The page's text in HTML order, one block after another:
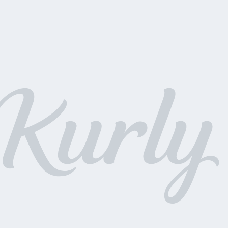
으로 진행되며, 증정상품 재고 소진 시 조기 종료될 수 있습니다.
상단의 주문 상품 영역에서 증정상품이 표시될 경우 증정상품이 제공되
되지 않을 경우 해당 영역에서 증정상품이 표시되지 않습니다.
내에 증정상품이 표시되면 증정상품이 제공되며, 재고 소진 등으로
역에서 증정상품이 표시되지 않습니다.